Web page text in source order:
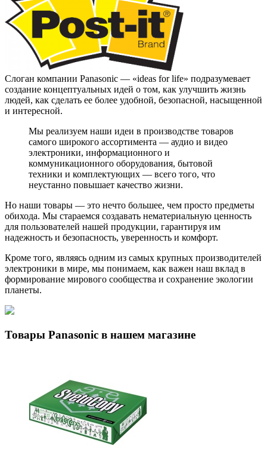
Слоган компании Panasonic — «ideas for life» подразумевает
создание концептуальных идей о том, как улучшить жизнь
людей, как сделать ее более удобной, безопасной, насыщенной
и интересной.
Мы реализуем наши идеи в производстве товаров
самого широкого ассортимента — аудио и видео
электроники, информационного и
коммуникационного оборудования, бытовой
техники и комплектующих — всего того, что
неустанно повышает качество жизни.
Но наши товары — это нечто большее, чем просто предметы
обихода. Мы стараемся создавать нематериальную ценность
для пользователей нашей продукции, гарантируя им
надежность и безопасность, уверенность и комфорт.
Кроме того, являясь одним из самых крупных производителей
электроники в мире, мы понимаем, как важен наш вклад в
формирование мирового сообщества и сохранение экологии
планеты.
Товары Panasonic в нашем магазине